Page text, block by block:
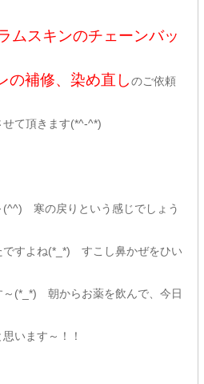
ムスキンのチェーンバッ
の補修、染め直しのご依頼
て頂きます(*^-^*)
(^^) 寒の戻りという感じでしょう
すよね(*_*) すこし鼻かぜをひい
～(*_*) 朝からお薬を飲んで、今日
います～！！